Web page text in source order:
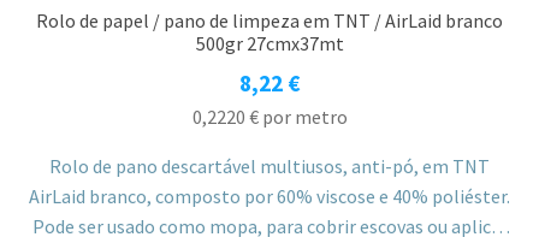
Rolo de papel / pano de limpeza em TNT / AirLaid branco
500gr 27cmx37mt
8,22 €
0,2220 €por metro
Rolo de pano descartável multiusos, anti-pó, em TNT
AirLaid branco, composto por 60% viscose e 40% poliéster.
Pode ser usado como mopa, para cobrir escovas ou aplicar